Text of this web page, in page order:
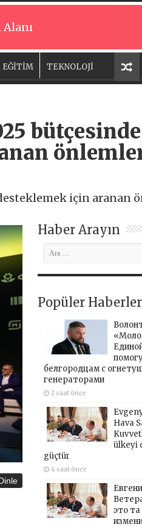
EĞİTİM TEKNOLOJİ
bütçesinde
için aranan
Haber Arayın
Popüler Haberler
белгородцам с
генераторами
2 saat önce
Hava
ülkeyi
güçtür
4 saat önce
это та